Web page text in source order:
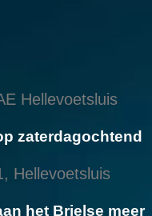
Hellevoetsluis
zaterdagochtend
Hellevoetsluis
het Brielse meer